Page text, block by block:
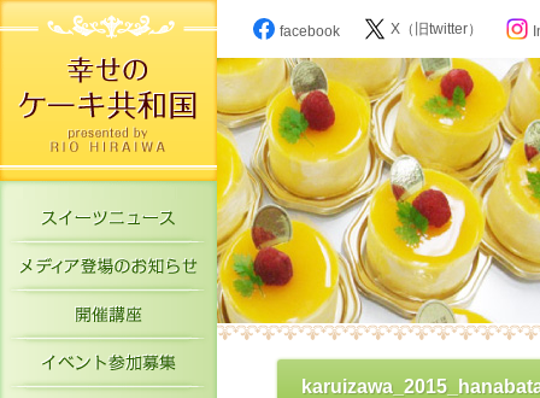
スイーツニュース
メディア登場のお知らせ
開催講座
イベント参加募集
facebook X（旧twitter）